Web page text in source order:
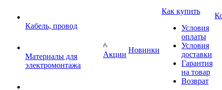
Кабель, провод
Материалы для
электромонтажа
Акции
Новинки
Как купить
Условия
оплаты
Условия
доставки
Гарантия
на товар
Возврат